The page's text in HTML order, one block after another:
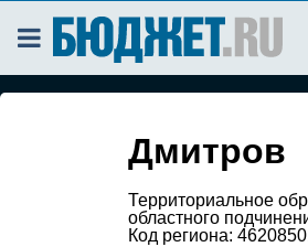
Дмитров
Территориальное
областного
Код региона: